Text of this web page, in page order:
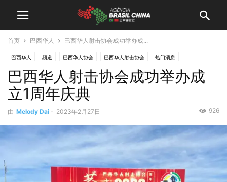
首页 巴西华人 巴西华人射击协会成功举办成...
巴西华人 频道 巴西华人协会 巴西华人射击协会 热门消息
巴西华人射击协会成功举办成
立1周年庆典
由 Melody Dai - 2023年2月27日 926